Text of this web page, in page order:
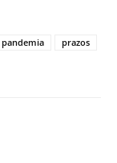
pandemia
prazos